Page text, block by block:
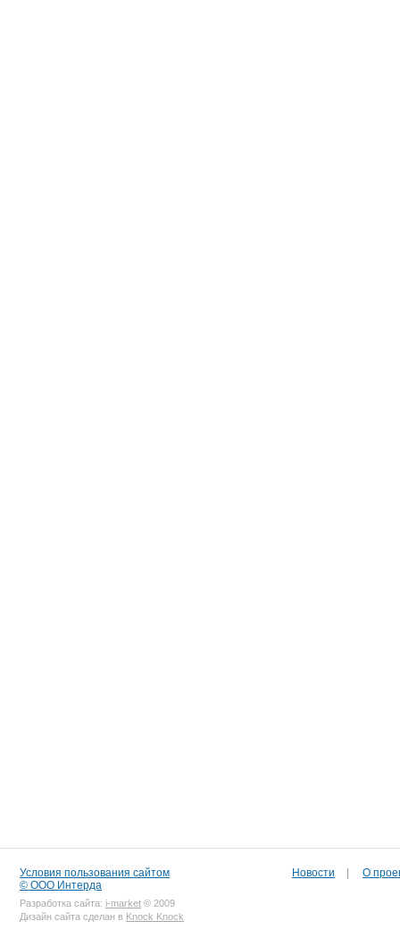
Условия пользования сайтом
© ООО Интерда
Разработка сайта: i-market © 2009
Дизайн сайта сделан в Knock Knock
Новости О